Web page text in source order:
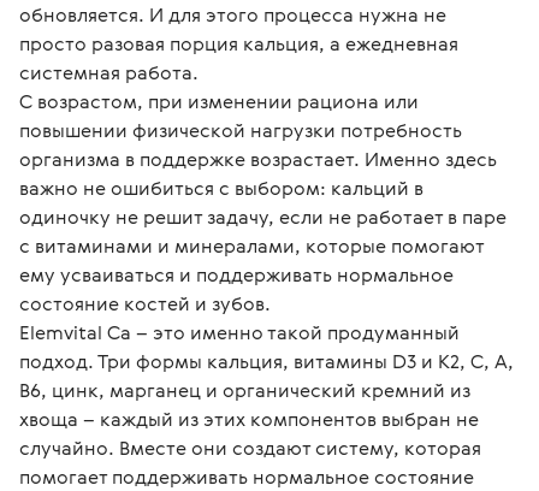
обновляется. И для этого процесса нужна не
просто разовая порция кальция, а ежедневная
системная работа.
С возрастом, при изменении рациона или
повышении физической нагрузки потребность
организма в поддержке возрастает. Именно здесь
важно не ошибиться с выбором: кальций в
одиночку не решит задачу, если не работает в паре
с витаминами и минералами, которые помогают
ему усваиваться и поддерживать нормальное
состояние костей и зубов.
Elemvital Ca – это именно такой продуманный
подход. Три формы кальция, витамины D3 и K2, C, A,
B6, цинк, марганец и органический кремний из
хвоща – каждый из этих компонентов выбран не
случайно. Вместе они создают систему, которая
помогает поддерживать нормальное состояние